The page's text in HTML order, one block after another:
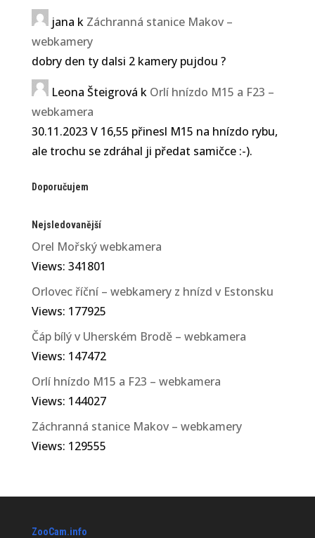
jana k Záchranná stanice Makov –
webkamery
dobry den ty dalsi 2 kamery pujdou ?
Leona Šteigrová k Orlí hnízdo M15 a F23 –
webkamera
30.11.2023 V 16,55 přinesl M15 na hnízdo rybu,
ale trochu se zdráhal ji předat samičce :-).
Doporučujem
Nejsledovanější
Orel Mořský webkamera
Views: 341801
Orlovec říční – webkamery z hnízd v Estonsku
Views: 177925
Čáp bílý v Uherském Brodě – webkamera
Views: 147472
Orlí hnízdo M15 a F23 – webkamera
Views: 144027
Záchranná stanice Makov – webkamery
Views: 129555
ZooCam.info